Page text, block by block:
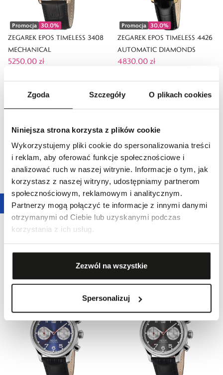
Zgoda Szczegóły O plikach cookies
Niniejsza strona korzysta z plików cookie
Wykorzystujemy pliki cookie do spersonalizowania treści
i reklam, aby oferować funkcje społecznościowe i
analizować ruch w naszej witrynie. Informacje o tym, jak
korzystasz z naszej witryny, udostępniamy partnerom
społecznościowym, reklamowym i analitycznym.
Partnerzy mogą połączyć te informacje z innymi danymi
otrzymanymi od Ciebie lub uzyskanymi podczas
korzystania z ich usług.
Zezwól na wszystkie
Spersonalizuj
Promocja 30,0%
ZEGAREK EPOS TIMELESS 3408
MECHANICAL
5250,00 zł
obniżką: 7500,00 zł -30,0%
Promocja 30,0%
ZEGAREK EPOS TIMELESS 4426
AUTOMATIC DIAMONDS
4830,00 zł
obniżką: 6900,00 zł -30,0%
Promocja 30,0 %
ZEGAREK EPOS TIMELESS 3408
MECHANICAL
6800,00 zł -30,0%
Promocja 30,0%
ZEGAREK EPOS TIMELESS 3408
Cena regularna